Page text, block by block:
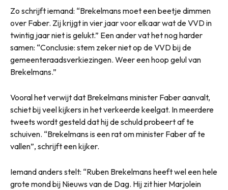
Zo schrijft iemand: “Brekelmans moet een beetje dimmen
over Faber. Zij krijgt in vier jaar voor elkaar wat de VVD in
twintig jaar niet is gelukt.” Een ander vat het nog harder
samen: “Conclusie: stem zeker niet op de VVD bij de
gemeenteraadsverkiezingen. Weer een hoop gelul van
Brekelmans.”
Vooral het verwijt dat Brekelmans minister Faber aanvalt,
schiet bij veel kijkers in het verkeerde keelgat. In meerdere
tweets wordt gesteld dat hij de schuld probeert af te
schuiven. “Brekelmans is een rat om minister Faber af te
vallen”, schrijft een kijker.
Iemand anders stelt: “Ruben Brekelmans heeft wel een hele
grote mond bij Nieuws van de Dag. Hij zit hier Marjolein